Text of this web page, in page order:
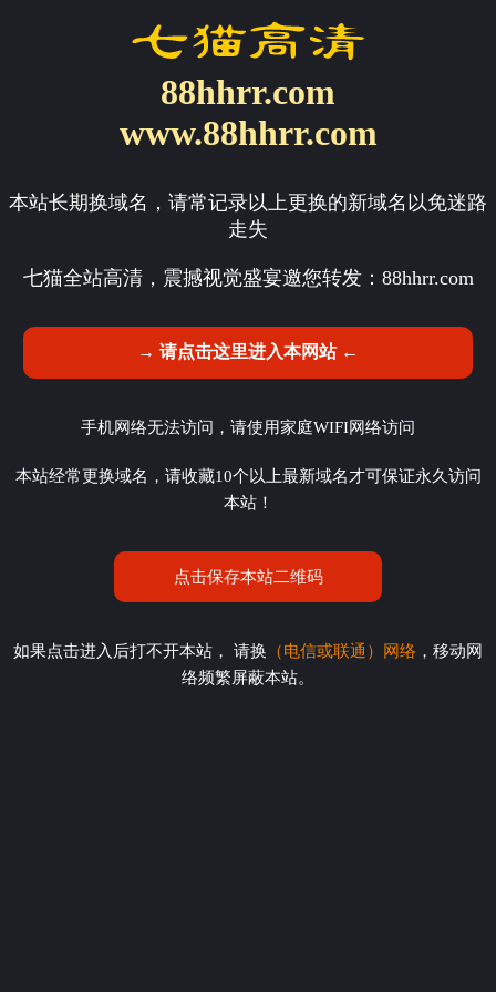
88hhrr.com
www.88hhrr.com
本站长期换域名，请常记录以上更换的新域名以免迷路
走失
七猫全站高清，震撼视觉盛宴邀您转发： 88hhrr.com
→ 请点击这里进入本网站 ←
手机网络无法访问，请使用家庭WIFI网络访问
本站经常更换域名，请收藏10个以上最新域名才可保证永久访问
本站！
点击保存本站二维码
如果点击进入后打不开本站， 请换 （电信或联通）网络 ，移动网
络频繁屏蔽本站。